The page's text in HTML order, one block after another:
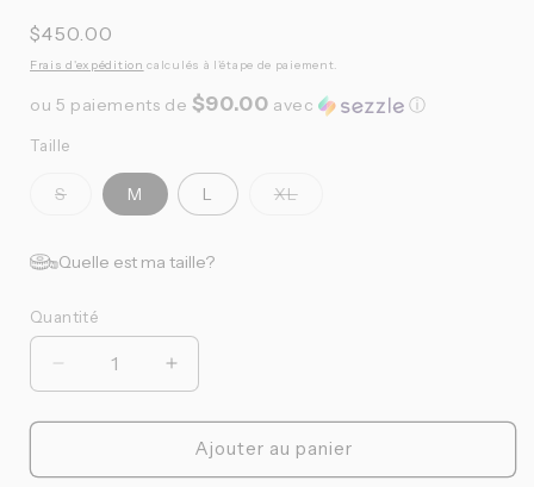
Prix
habituel
$450.00
Frais d'expédition calculés à l'étape de paiement.
ou 5 paiements de $90.00 avec ⓘ
Taille
SVariante
épuisée
M L XLVariante
Quelle est ma taille?
Quantité
Quantité
Réduire
la
quantité
Pas
Augmenter
la
quantité
Pas
Ajouter au panier